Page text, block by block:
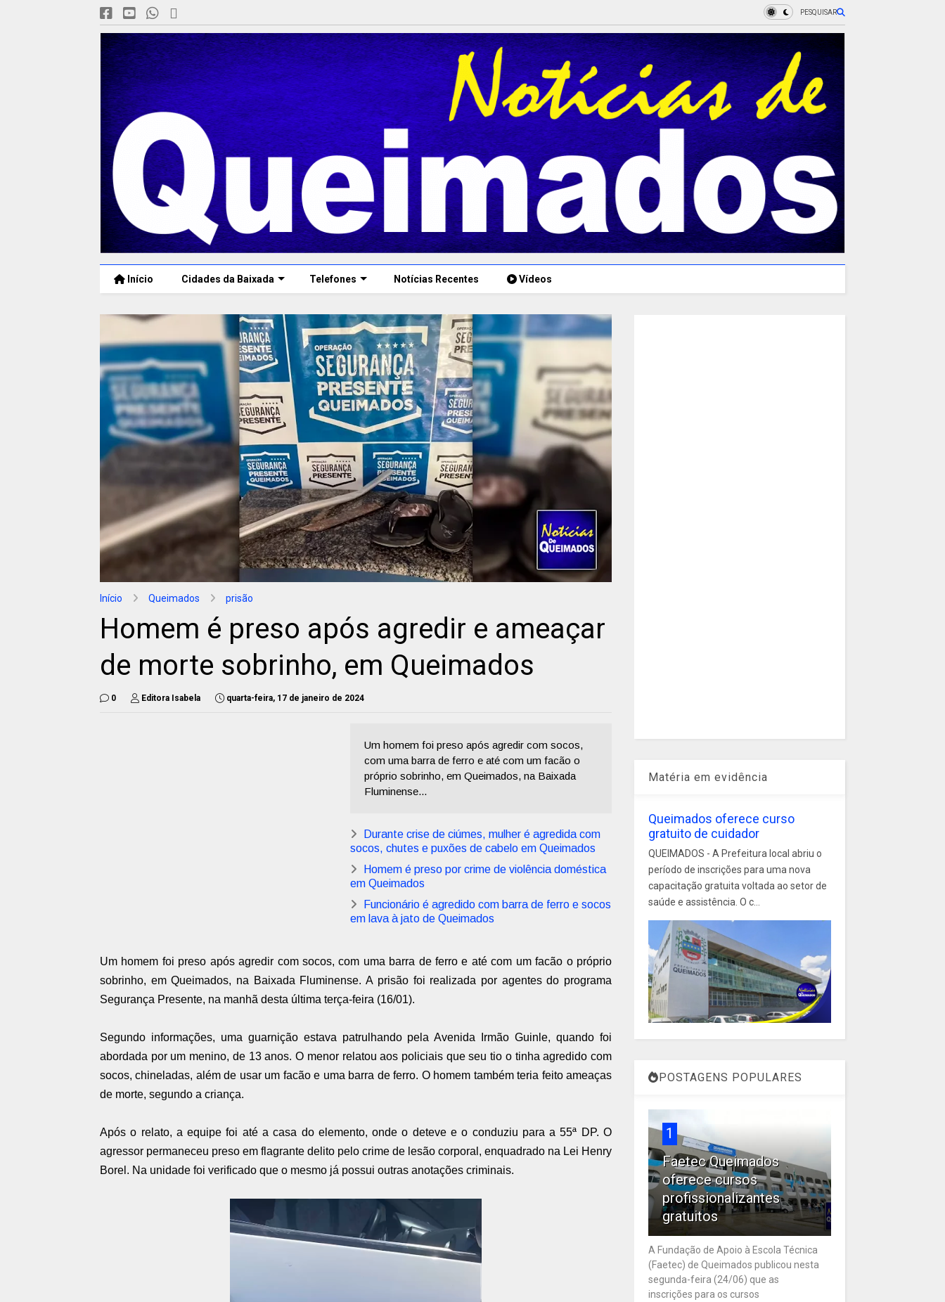
PESQUISAR
Início Cidades da Baixada Telefones Notícias Recentes Vídeos
Início Queimados prisão
Homem é preso após agredir e ameaçar
de morte sobrinho, em Queimados
0 Editora Isabela quarta-feira, 17 de janeiro de 2024
Um homem foi preso após agredir com socos,
com uma barra de ferro e até com um facão o
próprio sobrinho, em Queimados, na Baixada
Fluminense...
Durante crise de ciúmes, mulher é agredida com
socos, chutes e puxões de cabelo em Queimados
Homem é preso por crime de violência doméstica
em Queimados
Funcionário é agredido com barra de ferro e socos
em lava à jato de Queimados
Um homem foi preso após agredir com socos, com uma barra de ferro e até com um facão o próprio
sobrinho, em Queimados, na Baixada Fluminense. A prisão foi realizada por agentes do programa
Segurança Presente, na manhã desta última terça-feira (16/01).
Segundo informações, uma guarnição estava patrulhando pela Avenida Irmão Guinle, quando foi
abordada por um menino, de 13 anos. O menor relatou aos policiais que seu tio o tinha agredido com
socos, chineladas, além de usar um facão e uma barra de ferro. O homem também teria feito ameaças
de morte, segundo a criança.
Após o relato, a equipe foi até a casa do elemento, onde o deteve e o conduziu para a 55ª DP. O
agressor permaneceu preso em flagrante delito pelo crime de lesão corporal, enquadrado na Lei Henry
Borel. Na unidade foi verificado que o mesmo já possui outras anotações criminais.
Matéria em evidência
Queimados oferece curso
gratuito de cuidador
QUEIMADOS - A Prefeitura local abriu o
período de inscrições para uma nova
capacitação gratuita voltada ao setor de
saúde e assistência. O c...
POSTAGENS POPULARES
1
Faetec Queimados
oferece cursos
profissionalizantes
gratuitos
A Fundação de Apoio à Escola Técnica
(Faetec) de Queimados publicou nesta
segunda-feira (24/06) que as
inscrições para os cursos